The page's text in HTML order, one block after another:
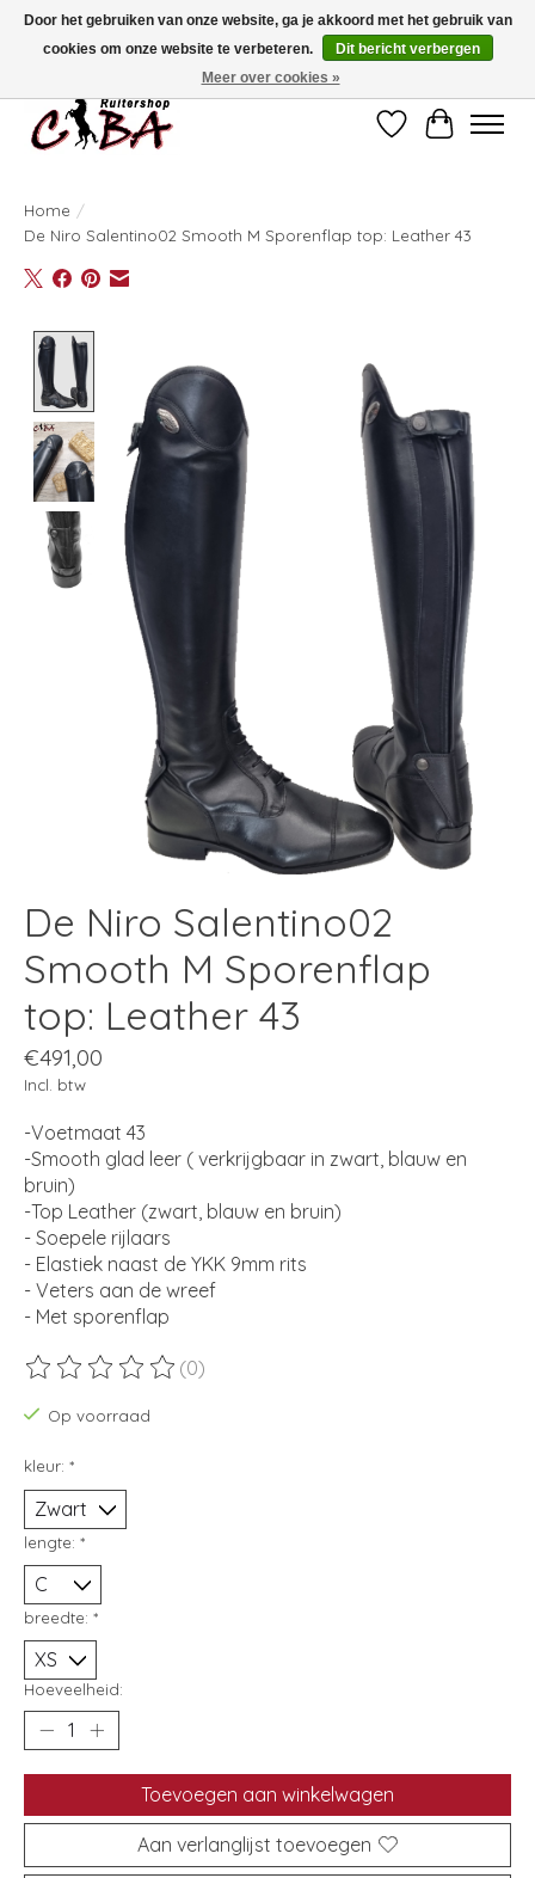
Bij vragen kan u ons contacteren op het nummer 011/60.67.34 ofciba@skynet.be
Ambachtstraat 22 A, 3530 Helchteren
Verlanglijst
Home /
De Niro Salentino02 Smooth M Sporenflap top: Leather 43
De Niro Salentino02
Smooth M Sporenflap
top: Leather 43
€491,00
Incl. btw
-Voetmaat 43
-Smooth glad leer ( verkrijgbaar in zwart, blauw en
bruin)
-Top Leather (zwart, blauw en bruin)
- Soepele rijlaars
- Elastiek naast de YKK 9mm rits
- Veters aan de wreef
- Met sporenflap
De beoordeling van dit product is
(0)
Op voorraad
kleur: *
lengte: *
breedte: *
Hoeveelheid:
Toevoegen aan winkelwagen
Aan verlanglijst toevoegen
Door het gebruiken van onze website, ga je akkoord met het gebruik van
cookies om onze website te verbeteren.
Dit bericht verbergen
Meer over cookies »